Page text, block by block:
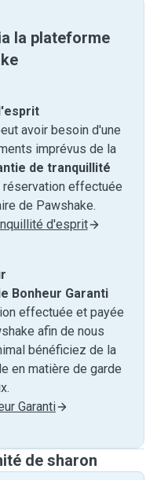
la plateforme
avoir besoin d'une
imprévus de la
de tranquillité
réservation effectuée
de Pawshake.
d'esprit
Bonheur Garanti
effectuée et payée
afin de nous
bénéficiez de la
en matière de garde
Garanti
de sharon